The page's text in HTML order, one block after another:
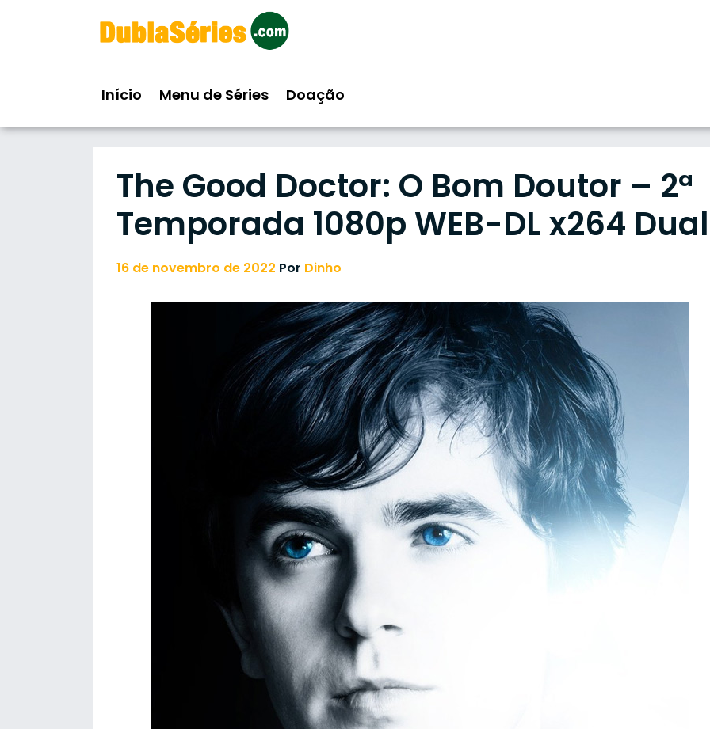
Início Menu de Séries Doação
The Good Doctor: O Bom Doutor – 2ª
Temporada 1080p WEB-DL x264 Dual
16 de novembro de 2022 Por Dinho